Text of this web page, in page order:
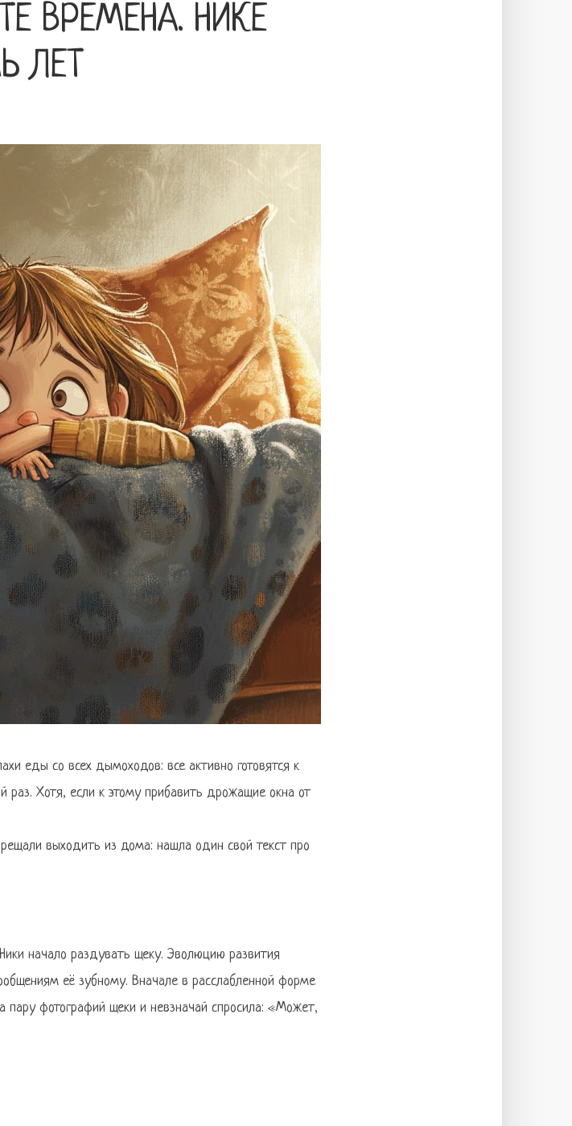
ВРЕМЕНА. НИКЕ
ЛЕТ
еды со всех дымоходов: все активно готовятся к
раз. Хотя, если к этому прибавить дрожащие окна от
выходить из дома: нашла один свой текст про
начало раздувать щеку. Эволюцию развития
её зубному. Вначале в расслабленной форме
пару фотографий щеки и невзначай спросила: «Может,